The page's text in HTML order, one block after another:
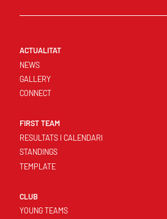
ACTUALITAT
NEWS
GALLERY
CONNECT
FIRST TEAM
RESULTATS I CALENDARI
STANDINGS
TEMPLATE
CLUB
YOUNG TEAMS